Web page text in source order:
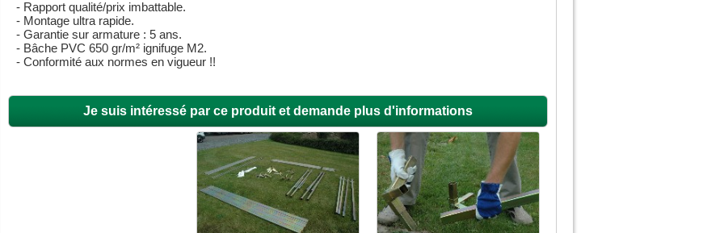
- Rapport qualité/prix imbattable.
- Montage ultra rapide.
- Garantie sur armature : 5 ans.
- Bâche PVC 650 gr/m² ignifuge M2.
- Conformité aux normes en vigueur !!
Je suis intéressé par ce produit et demande plus d'informations